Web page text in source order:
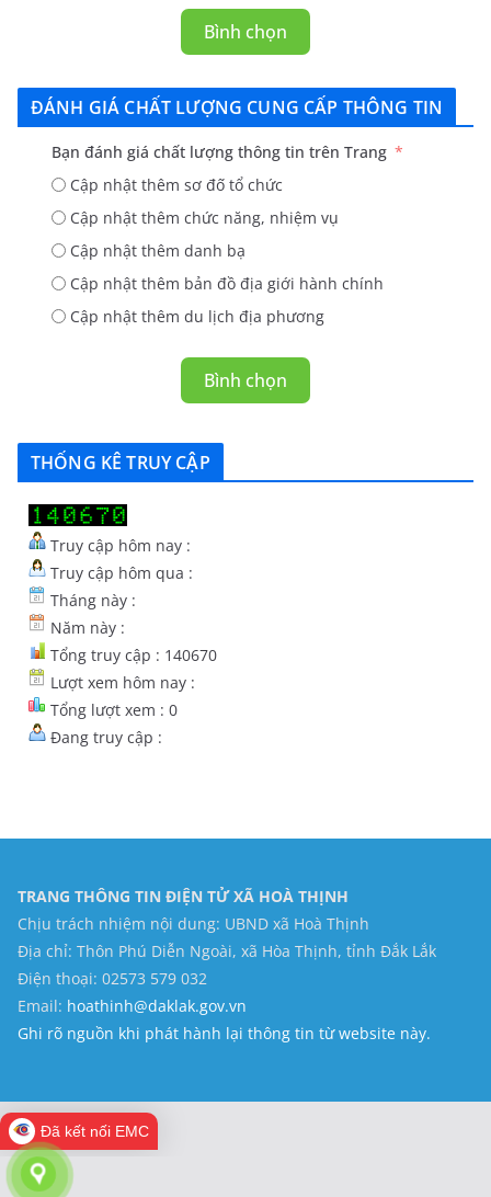
Bình chọn
ĐÁNH GIÁ CHẤT LƯỢNG CUNG CẤP THÔNG TIN
Bạn đánh giá chất lượng thông tin trên Trang
Cập nhật thêm sơ đố tổ chức
Cập nhật thêm chức năng, nhiệm vụ
Cập nhật thêm danh bạ
Cập nhật thêm bản đồ địa giới hành chính
Cập nhật thêm du lịch địa phương
Bình chọn
THỐNG KÊ TRUY CẬP
Truy cập hôm nay :
Truy cập hôm qua :
Tháng này :
Năm này :
Tổng truy cập : 140670
Lượt xem hôm nay :
Tổng lượt xem : 0
Đang truy cập :
TRANG THÔNG TIN ĐIỆN TỬ XÃ HOÀ THỊNH
Chịu trách nhiệm nội dung: UBND xã Hoà Thịnh
Địa chỉ: Thôn Phú Diễn Ngoài, xã Hòa Thịnh, tỉnh Đắk Lắk
Điện thoại: 02573 579 032
Email: hoathinh@daklak.gov.vn
Ghi rõ nguồn khi phát hành lại thông tin từ website này.
Đã kết nối EMC